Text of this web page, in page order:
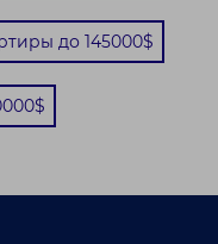
до 145000$